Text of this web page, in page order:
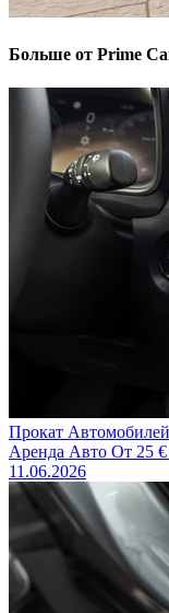
Больше от Prime
Прокат
Аренда Авто От 25
11.06.2026